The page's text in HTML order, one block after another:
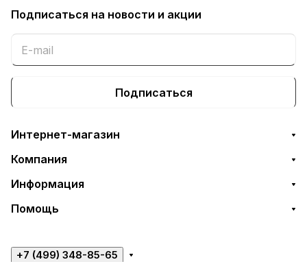
Подписаться на новости и акции
Подписаться
Интернет-магазин
Компания
Информация
Помощь
+7 (499) 348-85-65